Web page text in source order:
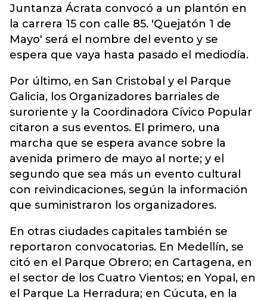
Juntanza Ácrata convocó a un plantón en
la carrera 15 con calle 85. 'Quejatón 1 de
Mayo' será el nombre del evento y se
espera que vaya hasta pasado el mediodía.
Por último, en San Cristobal y el Parque
Galicia, los Organizadores barriales de
suroriente y la Coordinadora Cívico Popular
citaron a sus eventos. El primero, una
marcha que se espera avance sobre la
avenida primero de mayo al norte; y el
segundo que sea más un evento cultural
con reivindicaciones, según la información
que suministraron los organizadores.
En otras ciudades capitales también se
reportaron convocatorias. En Medellín, se
citó en el Parque Obrero; en Cartagena, en
el sector de los Cuatro Vientos; en Yopal, en
el Parque La Herradura; en Cúcuta, en la